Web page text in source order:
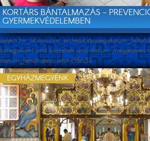
KORTÁRS BÁNTALMAZÁS -
GYERMEKVÉDELEMBEN
select
kategoria=1 and kozzetett and
datum_feltolt desc limit 1356,33
EGYHÁZMEGYÉNK